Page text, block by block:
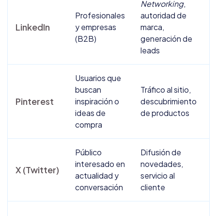
LinkedIn
Profesionales
y empresas
(B2B)
Networking,
autoridad de
marca,
generación de
leads
Pinterest
Usuarios que
buscan
inspiración o
ideas de
compra
Tráfico al sitio,
descubrimiento
de productos
X (Twitter)
Público
interesado en
actualidad y
conversación
Difusión de
novedades,
servicio al
cliente